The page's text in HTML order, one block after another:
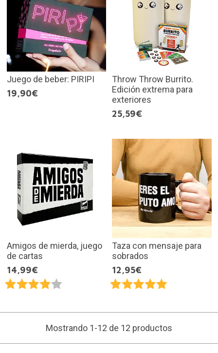
Juego de beber: PIRIPI
19,90€
Throw Throw Burrito.
Edición extrema para
exteriores
25,59€
Amigos de mierda, juego
de cartas
14,99€
Taza con mensaje para
sobrados
12,95€
Mostrando 1-12 de 12 productos